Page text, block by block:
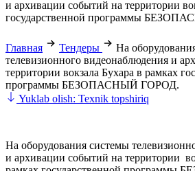
и архивации событий на территории
государственной программы
Главная Тендеры
На
телевизионного видеонаблюдения и
территории вокзала Бухара в рамках
программы БЕЗОПАСНЫЙ ГОРОД.
Yuklab olish: Texnik topshiriq
На оборудования системы
и архивации событий на территории